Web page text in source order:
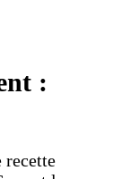
:
recette